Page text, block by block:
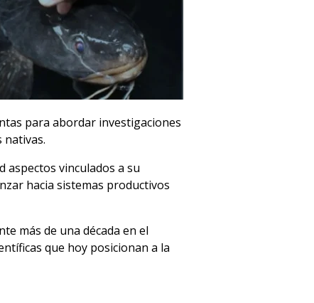
para abordar investigaciones
nativas.
vinculados a su
hacia sistemas productivos
más de una década en el
que hoy posicionan a la